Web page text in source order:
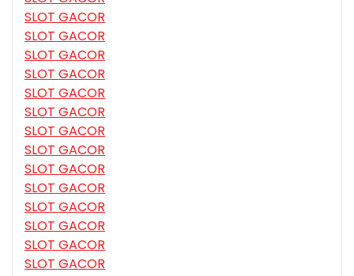
SLOT GACOR
SLOT GACOR
SLOT GACOR
SLOT GACOR
SLOT GACOR
SLOT GACOR
SLOT GACOR
SLOT GACOR
SLOT GACOR
SLOT GACOR
SLOT GACOR
SLOT GACOR
SLOT GACOR
SLOT GACOR